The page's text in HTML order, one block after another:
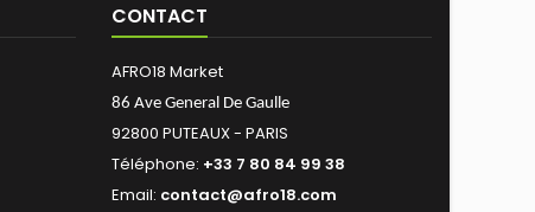
CONTACT
AFRO18 Market
86 Ave General De Gaulle
92800 PUTEAUX - PARIS
Téléphone: +33 7 80 84 99 38
Email: contact@afro18.com